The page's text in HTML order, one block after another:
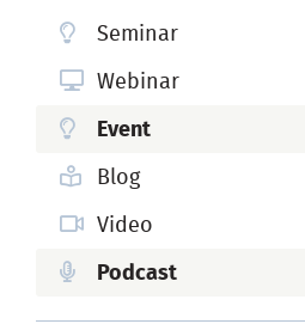
Seminar
Webinar
Event
Blog
Video
Podcast